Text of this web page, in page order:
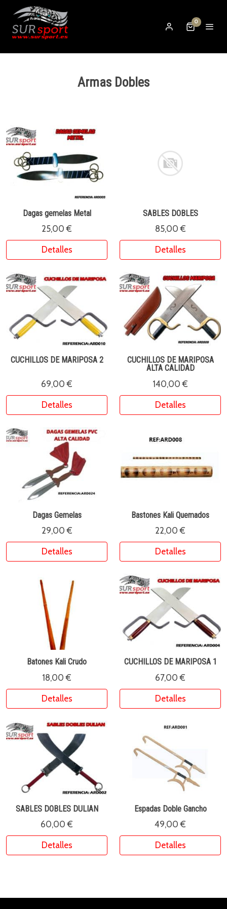
0
Armas Dobles
Dagas gemelas Metal
25,00 €
Detalles
SABLES DOBLES
85,00 €
Detalles
CUCHILLOS DE MARIPOSA 2
69,00 €
Detalles
CUCHILLOS DE MARIPOSA
ALTA CALIDAD
140,00 €
Detalles
Dagas Gemelas
29,00 €
Detalles
Bastones Kali Quemados
22,00 €
Detalles
Batones Kali Crudo
18,00 €
Detalles
CUCHILLOS DE MARIPOSA 1
67,00 €
Detalles
SABLES DOBLES DULIAN
60,00 €
Detalles
Espadas Doble Gancho
49,00 €
Detalles